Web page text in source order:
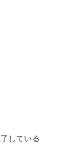
している